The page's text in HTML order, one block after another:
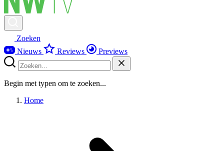
Zoeken
Nieuws
Reviews Previews
Begin met typen om te zoeken...
Home